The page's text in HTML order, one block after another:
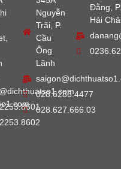
Nguyễn
Trãi, P.
Cầu
Ông
Lãnh
028.6286.4477
028.627.666.03
Đằng, P.
Hải